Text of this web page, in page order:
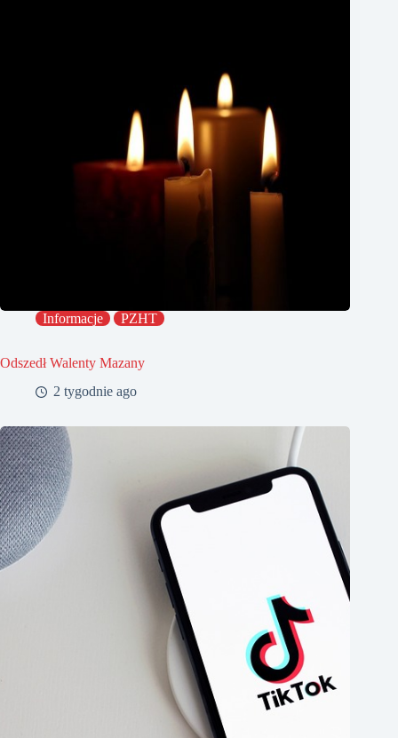
Informacje PZHT
Odszedł Walenty Mazany
2 tygodnie ago